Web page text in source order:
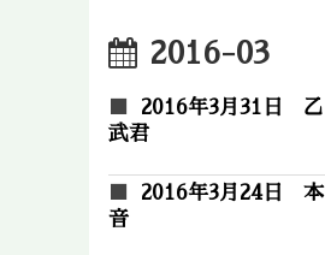
2016-03
2016年3月31日 乙
武君
2016年3月24日 本
音